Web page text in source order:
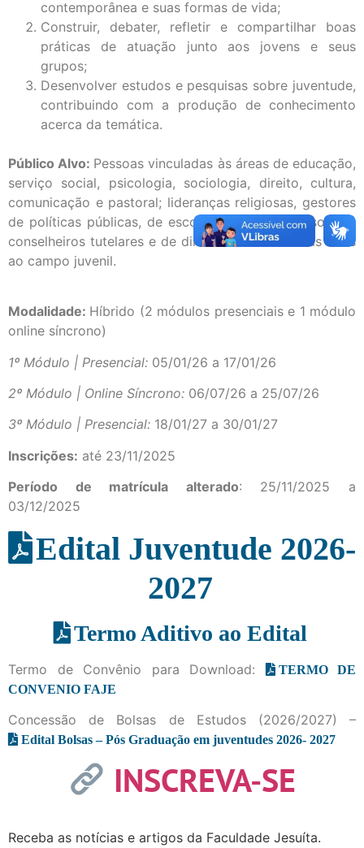
contemporânea e suas formas de vida;
Construir, debater, refletir e compartilhar boas
práticas de atuação junto aos jovens e seus
grupos;
Desenvolver estudos e pesquisas sobre juventude,
contribuindo com a produção de conhecimento
acerca da temática.
Público Alvo: Pessoas vinculadas às áreas de educação,
serviço social, psicologia, sociologia, direito, cultura,
comunicação e pastoral; lideranças religiosas, gestores
de políticas públicas, de escolas e de projetos sociais;
conselheiros tutelares e de direitos e outras áreas afins
ao campo juvenil.
Modalidade: Híbrido (2 módulos presenciais e 1 módulo
online síncrono)
1º Módulo | Presencial: 05/01/26 a 17/01/26
2º Módulo | Online Síncrono: 06/07/26 a 25/07/26
3º Módulo | Presencial: 18/01/27 a 30/01/27
Inscrições: até 23/11/2025
Período de matrícula alterado: 25/11/2025 a
03/12/2025
Edital Juventude 2026-
2027
Termo Aditivo ao Edital
Termo de Convênio para Download:
TERMO DE
CONVENIO FAJE
Concessão de Bolsas de Estudos (2026/2027) –
Edital Bolsas – Pós Graduação em juventudes 2026- 2027
INSCREVA-SE
Receba as notícias e artigos da Faculdade Jesuíta.